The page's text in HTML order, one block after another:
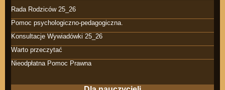
Rada Rodziców 25_26
Pomoc psychologiczno-pedagogiczna.
Konsultacje Wywiadówki 25_26
Warto przeczytać
Nieodpłatna Pomoc Prawna